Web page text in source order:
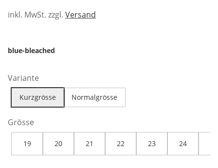
inkl. MwSt. zzgl. Versand
blue-bleached
Variante
Kurzgrösse Normalgrösse
Grösse
19 20 21 22 23 24